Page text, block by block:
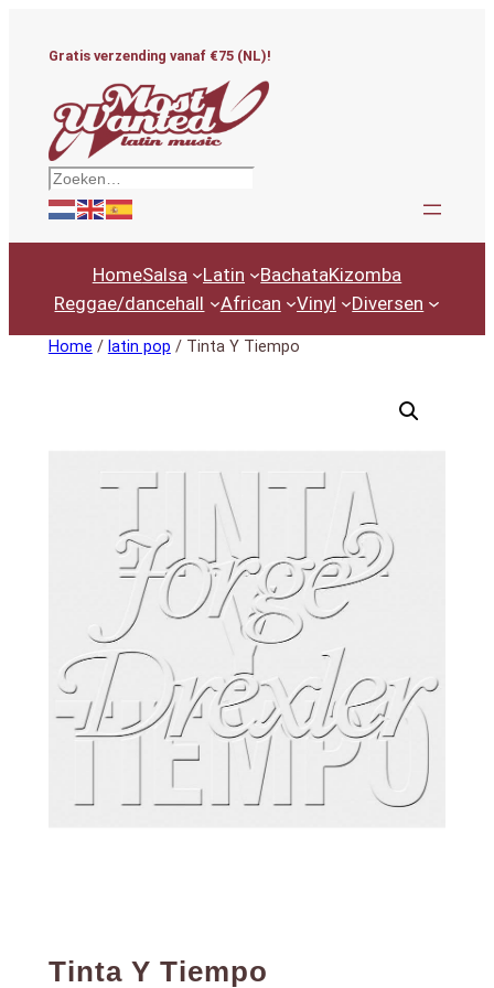
Gratis verzending vanaf €75 (NL)!
Zoeken
HomeSalsa Latin BachataKizomba
Reggae/dancehall
African Vinyl Diversen
Home / latin pop / Tinta Y Tiempo
Tinta Y Tiempo